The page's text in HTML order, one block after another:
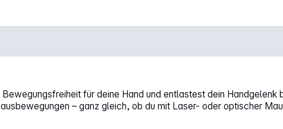
für deine Hand und entlastest dein
– ganz gleich, ob du mit Laser- oder optischer